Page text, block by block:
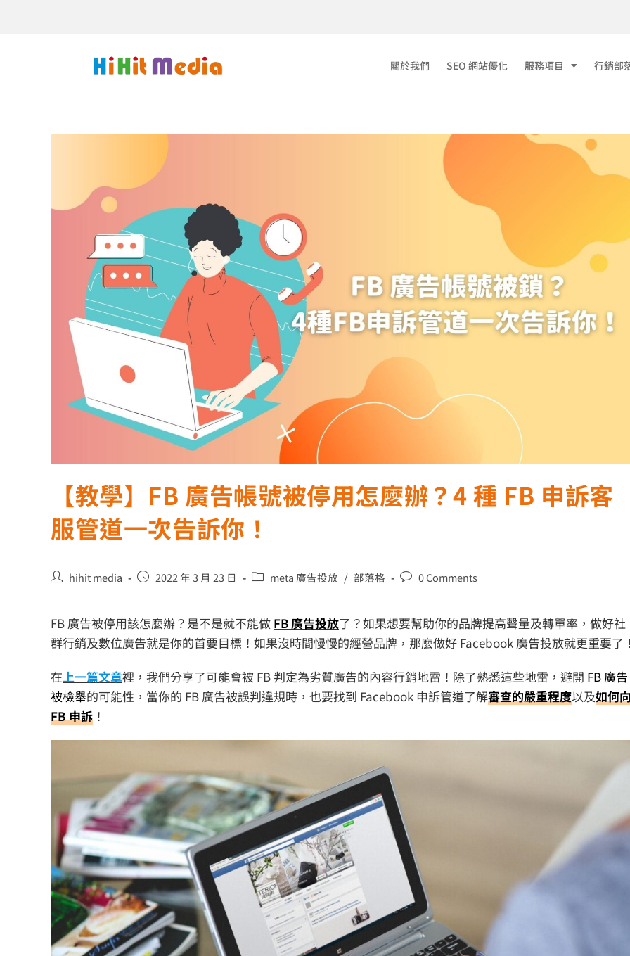
關於我們 SEO 網站優化 服務項目 行銷部
【教學】FB 廣告帳號被停用怎麼辦？4 種 FB 申訴客
服管道一次告訴你！
hihit media 2022 年 3 月 23 日 meta 廣告投放 / 部落格 0 Comments
FB 廣告被停用該怎麼辦？是不是就不能做 FB 廣告投放了？如果想要幫助你的品牌提高聲量及轉單率，做好社
群行銷及數位廣告就是你的首要目標！如果沒時間慢慢的經營品牌，那麼做好 Facebook 廣告投放就更重要了
在上一篇文章裡，我們分享了可能會被 FB 判定為劣質廣告的內容行銷地雷！除了熟悉這些地雷，避開 FB 廣告
被檢舉的可能性，當你的 FB 廣告被誤判違規時，也要找到 Facebook 申訴管道了解審查的嚴重程度以及如何
FB 申訴 ！